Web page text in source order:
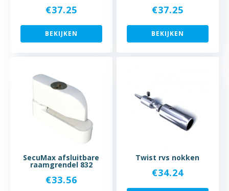
€37.25
BEKIJKEN
€37.25
BEKIJKEN
SecuMax afsluitbare
raamgrendel 832
€33.56
Twist rvs nokken
€34.24